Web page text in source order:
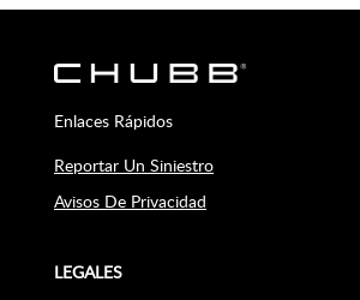
Enlaces Rápidos
Reportar Un Siniestro
Avisos De Privacidad
LEGALES